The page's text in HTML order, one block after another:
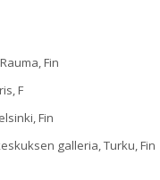
Fin
F
Fin
galleria, Turku, Fin